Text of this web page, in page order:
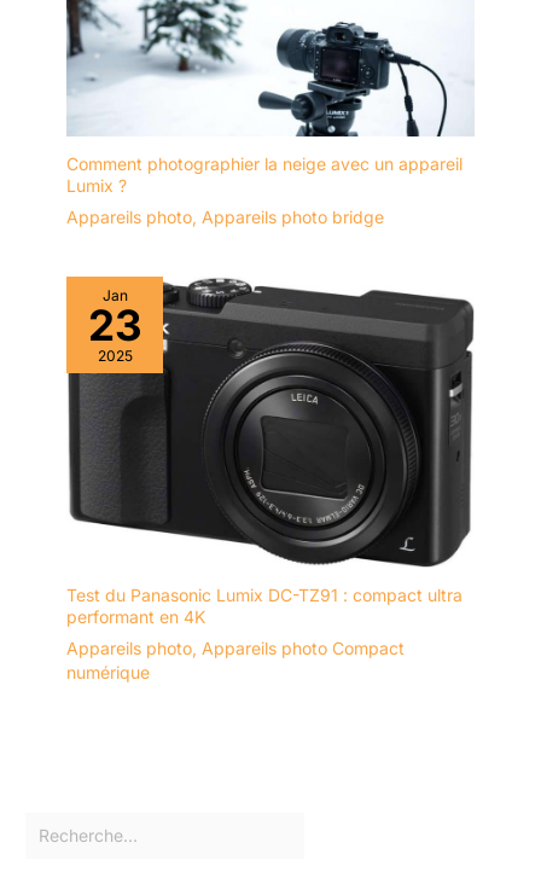
Comment photographier la neige avec un appareil
Lumix ?
Appareils photo, Appareils photo bridge
Jan
23
2025
Test du Panasonic Lumix DC-TZ91 : compact ultra
performant en 4K
Appareils photo, Appareils photo Compact
numérique